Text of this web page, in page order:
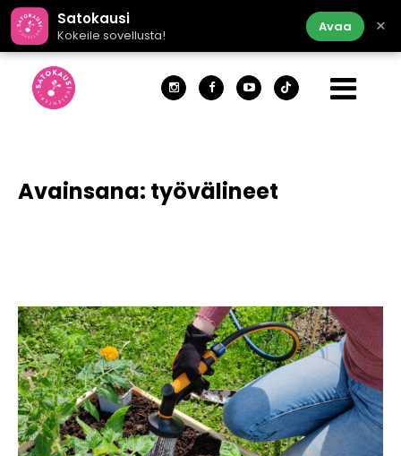
Satokausi
Kokeile sovellusta!
Avaa ×
Avainsana: työvälineet